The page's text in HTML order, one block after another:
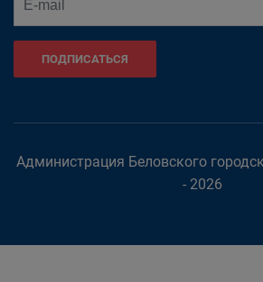
ПОДПИСАТЬСЯ
Администрация Беловского
- 2026